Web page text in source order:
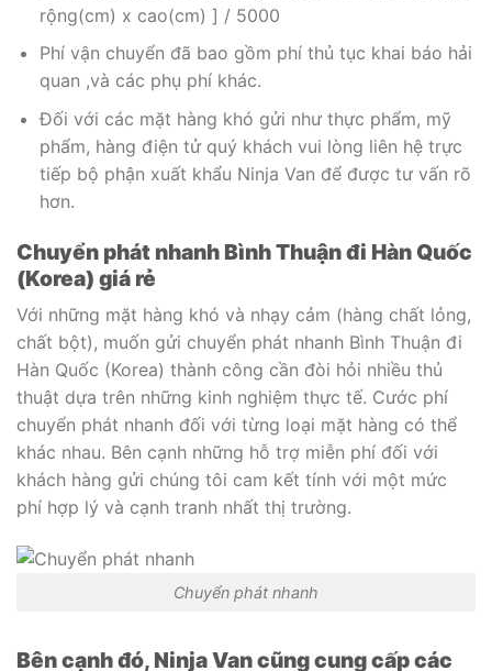
rộng(cm) x cao(cm) ] / 5000
Phí vận chuyển đã bao gồm phí thủ tục khai báo hải
quan ,và các phụ phí khác.
Đối với các mặt hàng khó gửi như thực phẩm, mỹ
phẩm, hàng điện tử quý khách vui lòng liên hệ trực
tiếp bộ phận xuất khẩu Ninja Van để được tư vấn rõ
hơn.
Chuyển phát nhanh Bình Thuận đi Hàn Quốc
(Korea) giá rẻ
Với những mặt hàng khó và nhạy cảm (hàng chất lỏng,
chất bột), muốn gửi chuyển phát nhanh Bình Thuận đi
Hàn Quốc (Korea) thành công cần đòi hỏi nhiều thủ
thuật dựa trên những kinh nghiệm thực tế. Cước phí
chuyển phát nhanh đối với từng loại mặt hàng có thể
khác nhau. Bên cạnh những hỗ trợ miễn phí đối với
khách hàng gửi chúng tôi cam kết tính với một mức
phí hợp lý và cạnh tranh nhất thị trường.
Chuyển phát nhanh
Bên cạnh đó, Ninja Van cũng cung cấp các